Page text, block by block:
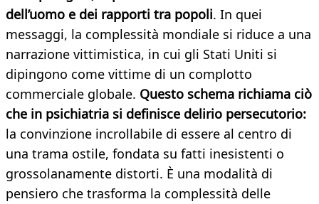
dell’uomo e dei rapporti tra popoli. In quei
messaggi, la complessità mondiale si riduce a una
narrazione vittimistica, in cui gli Stati Uniti si
dipingono come vittime di un complotto
commerciale globale. Questo schema richiama ciò
che in psichiatria si definisce delirio persecutorio:
la convinzione incrollabile di essere al centro di
una trama ostile, fondata su fatti inesistenti o
grossolanamente distorti. È una modalità di
pensiero che trasforma la complessità delle